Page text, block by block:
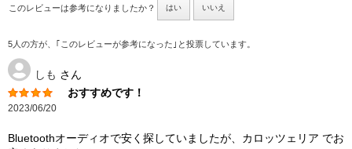
このレビューは参考になりましたか？ はい いいえ
5人の方が、｢このレビューが参考になった｣と投票しています。
しも さん
おすすめです！
2023/06/20
Bluetoothオーディオで安く探していましたが、カロッツェリア でお